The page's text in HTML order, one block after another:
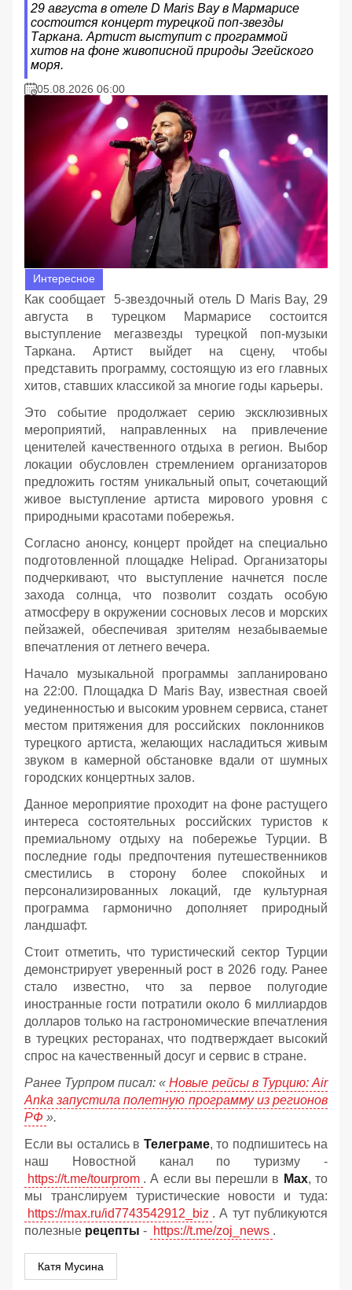
29 августа в отеле D Maris Bay в Мармарисе
состоится концерт турецкой поп-звезды
Таркана. Артист выступит с программой
хитов на фоне живописной природы Эгейского
моря.
05.08.2026 06:00
Интересное
Как сообщает 5-звездочный отель D Maris Bay, 29
августа в турецком Мармарисе состоится
выступление мегазвезды турецкой поп-музыки
Таркана. Артист выйдет на сцену, чтобы
представить программу, состоящую из его главных
хитов, ставших классикой за многие годы карьеры.
Это событие продолжает серию эксклюзивных
мероприятий, направленных на привлечение
ценителей качественного отдыха в регион. Выбор
локации обусловлен стремлением организаторов
предложить гостям уникальный опыт, сочетающий
живое выступление артиста мирового уровня с
природными красотами побережья.
Согласно анонсу, концерт пройдет на специально
подготовленной площадке Helipad. Организаторы
подчеркивают, что выступление начнется после
захода солнца, что позволит создать особую
атмосферу в окружении сосновых лесов и морских
пейзажей, обеспечивая зрителям незабываемые
впечатления от летнего вечера.
Начало музыкальной программы запланировано
на 22:00. Площадка D Maris Bay, известная своей
уединенностью и высоким уровнем сервиса, станет
местом притяжения для российских поклонников
турецкого артиста, желающих насладиться живым
звуком в камерной обстановке вдали от шумных
городских концертных залов.
Данное мероприятие проходит на фоне растущего
интереса состоятельных российских туристов к
премиальному отдыху на побережье Турции. В
последние годы предпочтения путешественников
сместились в сторону более спокойных и
персонализированных локаций, где культурная
программа гармонично дополняет природный
ландшафт.
Стоит отметить, что туристический сектор Турции
демонстрирует уверенный рост в 2026 году. Ранее
стало известно, что за первое полугодие
иностранные гости потратили около 6 миллиардов
долларов только на гастрономические впечатления
в турецких ресторанах, что подтверждает высокий
спрос на качественный досуг и сервис в стране.
Ранее Турпром писал: « Новые рейсы в Турцию: Air
Anka запустила полетную программу из регионов
РФ ».
Если вы остались в Телеграме, то подпишитесь на
наш Новостной канал по туризму -
https://t.me/tourprom . А если вы перешли в Мах, то
мы транслируем туристические новости и туда:
https://max.ru/id7743542912_biz . А тут публикуются
полезные рецепты - https://t.me/zoj_news .
Катя Мусина